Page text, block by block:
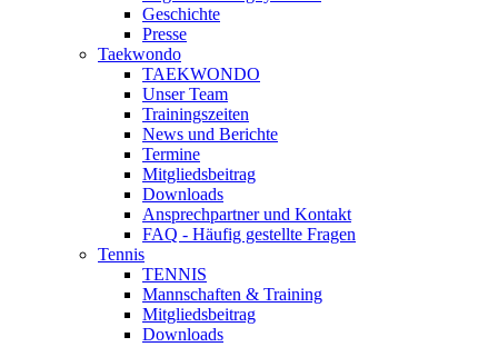
Geschichte
Presse
Taekwondo
TAEKWONDO
Unser Team
Trainingszeiten
News und Berichte
Termine
Mitgliedsbeitrag
Downloads
Ansprechpartner und Kontakt
FAQ - Häufig gestellte Fragen
Tennis
TENNIS
Mannschaften & Training
Mitgliedsbeitrag
Downloads